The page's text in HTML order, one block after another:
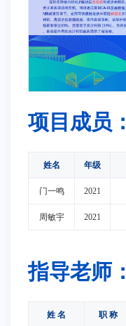
项目成员：
姓名 年级
门一鸣 2021
周敏宇 2021
指导老师：
姓 名 职 称